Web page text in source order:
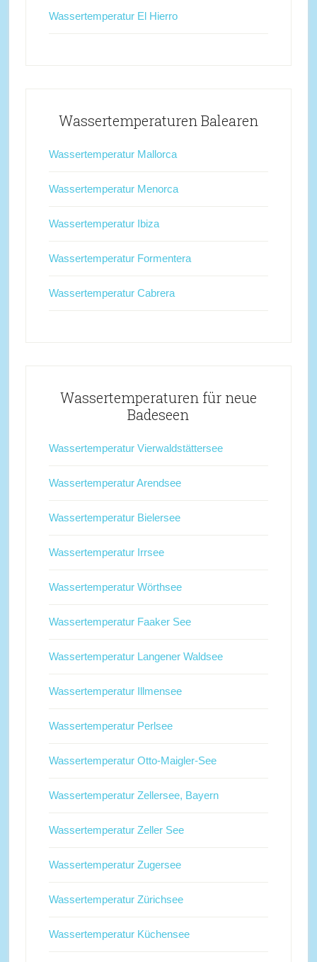
Wassertemperatur El Hierro
Wassertemperaturen Balearen
Wassertemperatur Mallorca
Wassertemperatur Menorca
Wassertemperatur Ibiza
Wassertemperatur Formentera
Wassertemperatur Cabrera
Wassertemperaturen für neue
Badeseen
Wassertemperatur Vierwaldstättersee
Wassertemperatur Arendsee
Wassertemperatur Bielersee
Wassertemperatur Irrsee
Wassertemperatur Wörthsee
Wassertemperatur Faaker See
Wassertemperatur Langener Waldsee
Wassertemperatur Illmensee
Wassertemperatur Perlsee
Wassertemperatur Otto-Maigler-See
Wassertemperatur Zellersee, Bayern
Wassertemperatur Zeller See
Wassertemperatur Zugersee
Wassertemperatur Zürichsee
Wassertemperatur Küchensee